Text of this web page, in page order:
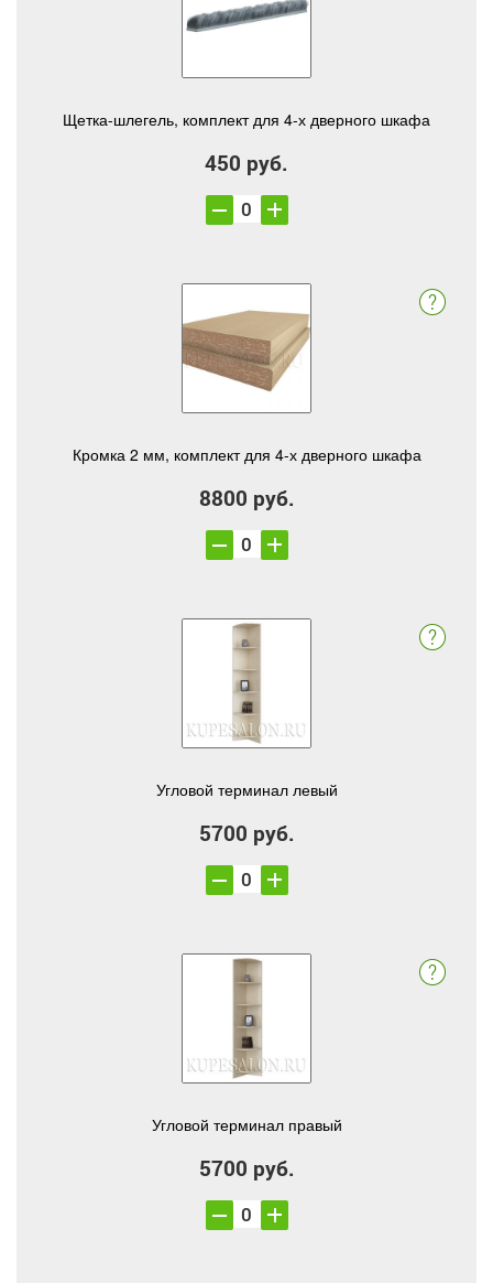
Щетка-шлегель, комплект для 4-х дверного шкафа
450 руб.
Кромка 2 мм, комплект для 4-х дверного шкафа
8800 руб.
Угловой терминал левый
5700 руб.
Угловой терминал правый
5700 руб.